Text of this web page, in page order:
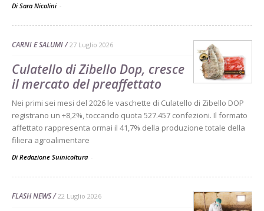
Di Sara Nicolini -
CARNI E SALUMI 27 Luglio 2026
Culatello di Zibello Dop, cresce
il mercato del preaffettato
Nei primi sei mesi del 2026 le vaschette di Culatello di Zibello DOP
registrano un +8,2%, toccando quota 527.457 confezioni. Il formato
affettato rappresenta ormai il 41,7% della produzione totale della
filiera agroalimentare
Di Redazione Suinicoltura -
FLASH NEWS 22 Luglio 2026